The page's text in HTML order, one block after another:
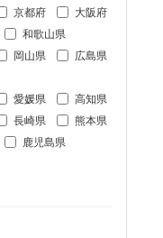
京都府
大阪府
和歌山県
岡山県
広島県
愛媛県 高知県
長崎県
熊本県
鹿児島県